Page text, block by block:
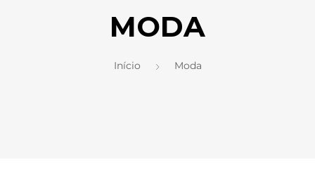
MODA
Início Moda